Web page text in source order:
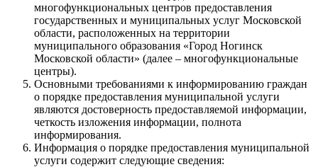
многофункциональных центров предоставления
государственных и муниципальных услуг Московской
области, расположенных на территории
муниципального образования «Город Ногинск
Московской области» (далее – многофункциональные
центры).
Основными требованиями к информированию граждан
о порядке предоставления муниципальной услуги
являются достоверность предоставляемой информации,
четкость изложения информации, полнота
информирования.
Информация о порядке предоставления муниципальной
услуги содержит следующие сведения: